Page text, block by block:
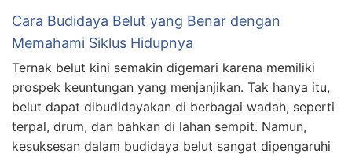
Cara Budidaya Belut yang Benar dengan
Memahami Siklus Hidupnya
Ternak belut kini semakin digemari karena memiliki
prospek keuntungan yang menjanjikan. Tak hanya itu,
belut dapat dibudidayakan di berbagai wadah, seperti
terpal, drum, dan bahkan di lahan sempit. Namun,
kesuksesan dalam budidaya belut sangat dipengaruhi